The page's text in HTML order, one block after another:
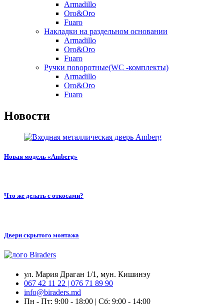
Armadillo
Oro&Oro
Fuaro
Накладки на раздельном основании
Armadillo
Oro&Oro
Fuaro
Ручки поворотные(WC -комплекты)
Armadillo
Oro&Oro
Fuaro
Новости
Новая модель «Amberg»
Что же делать с откосами?
Двери скрытого монтажа
ул. Мария Драган 1/1, мун. Кишинэу
067 42 11 22 | 076 71 89 90
info@biraders.md
Пн - Пт: 9:00 - 18:00 | Сб: 9:00 - 14:00